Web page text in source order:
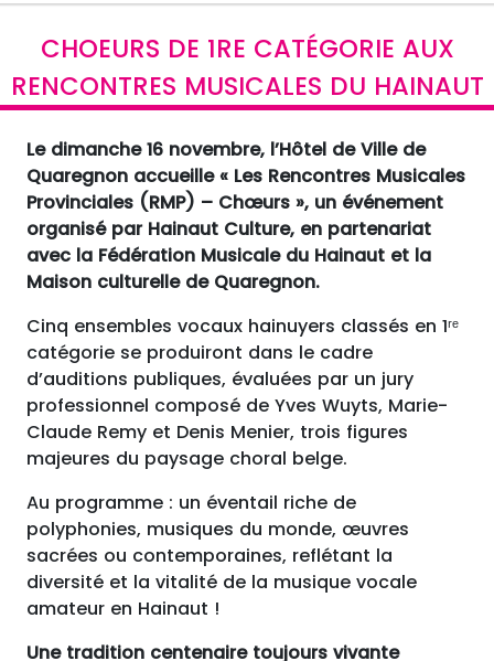
CHOEURS DE 1RE CATÉGORIE AUX
RENCONTRES MUSICALES DU HAINAUT
Le dimanche 16 novembre, l’Hôtel de Ville de
Quaregnon accueille « Les Rencontres Musicales
Provinciales (RMP) – Chœurs », un événement
organisé par Hainaut Culture, en partenariat
avec la Fédération Musicale du Hainaut et la
Maison culturelle de Quaregnon.
Cinq ensembles vocaux hainuyers classés en 1ʳᵉ
catégorie se produiront dans le cadre
d’auditions publiques, évaluées par un jury
professionnel composé de Yves Wuyts, Marie-
Claude Remy et Denis Menier, trois figures
majeures du paysage choral belge.
Au programme : un éventail riche de
polyphonies, musiques du monde, œuvres
sacrées ou contemporaines, reflétant la
diversité et la vitalité de la musique vocale
amateur en Hainaut !
Une tradition centenaire toujours vivante